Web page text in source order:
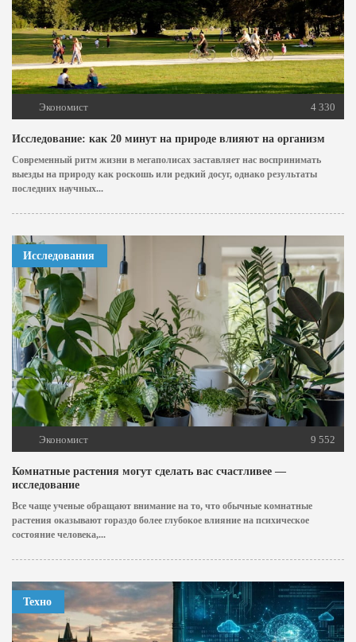
Экономист 4 330
Исследование: как 20 минут на природе влияют на организм
Современный ритм жизни в мегаполисах заставляет нас воспринимать
выезды на природу как роскошь или редкий досуг, однако результаты
последних научных...
Исследования
Экономист 9 552
Комнатные растения могут сделать вас счастливее —
исследование
Все чаще ученые обращают внимание на то, что обычные комнатные
растения оказывают гораздо более глубокое влияние на психическое
состояние человека,...
Техно